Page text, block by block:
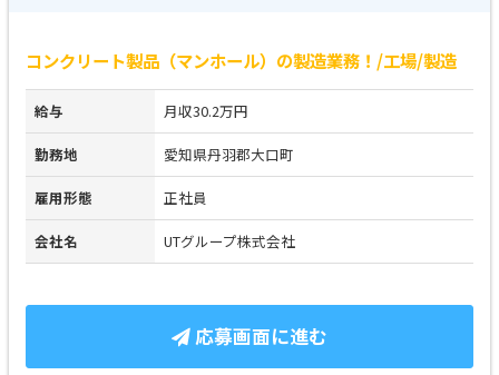
コンクリート製品（マンホール）の製造業務！/工場/製造
給与 月収30.2万円
勤務地 愛知県丹羽郡大口町
雇用形態 正社員
会社名 UTグループ株式会社
応募画面に進む